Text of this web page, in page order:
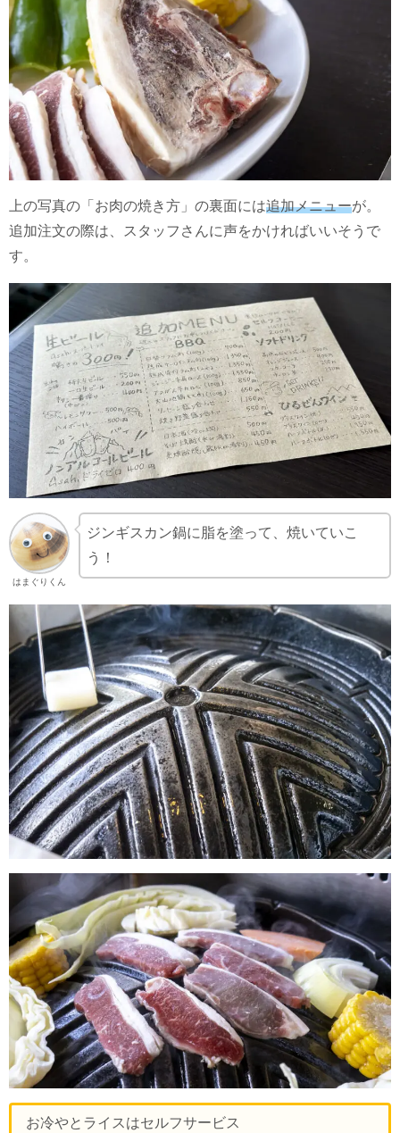
上の写真の「お肉の焼き方」の裏面には追加メニューが。
追加注文の際は、スタッフさんに声をかければいいそうで
す。
はまぐりくん
ジンギスカン鍋に脂を塗って、焼いていこ
う！
お冷やとライスはセルフサービス